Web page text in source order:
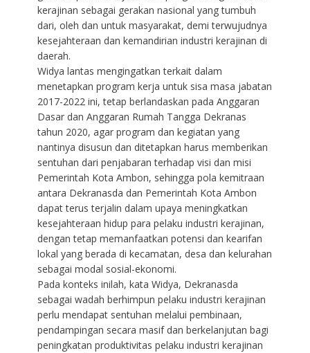
kerajinan sebagai gerakan nasional yang tumbuh
dari, oleh dan untuk masyarakat, demi terwujudnya
kesejahteraan dan kemandirian industri kerajinan di
daerah.
Widya lantas mengingatkan terkait dalam
menetapkan program kerja untuk sisa masa jabatan
2017-2022 ini, tetap berlandaskan pada Anggaran
Dasar dan Anggaran Rumah Tangga Dekranas
tahun 2020, agar program dan kegiatan yang
nantinya disusun dan ditetapkan harus memberikan
sentuhan dari penjabaran terhadap visi dan misi
Pemerintah Kota Ambon, sehingga pola kemitraan
antara Dekranasda dan Pemerintah Kota Ambon
dapat terus terjalin dalam upaya meningkatkan
kesejahteraan hidup para pelaku industri kerajinan,
dengan tetap memanfaatkan potensi dan kearifan
lokal yang berada di kecamatan, desa dan kelurahan
sebagai modal sosial-ekonomi.
Pada konteks inilah, kata Widya, Dekranasda
sebagai wadah berhimpun pelaku industri kerajinan
perlu mendapat sentuhan melalui pembinaan,
pendampingan secara masif dan berkelanjutan bagi
peningkatan produktivitas pelaku industri kerajinan